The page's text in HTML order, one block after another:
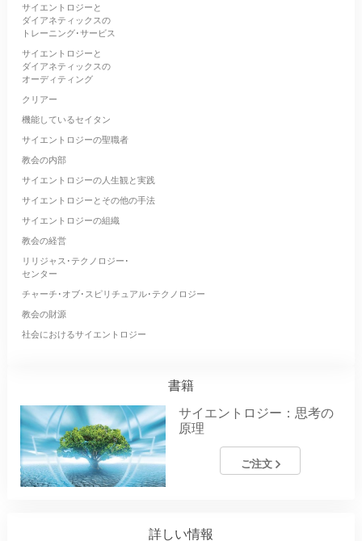
サイエントロジーと
ダイアネティックスの
トレーニング･サービス
サイエントロジーと
ダイアネティックスの
オーディティング
クリアー
機能しているセイタン
サイエントロジーの聖職者
教会の内部
サイエントロジーの人生観と実践
サイエントロジーとその他の手法
サイエントロジーの組織
教会の経営
リリジャス･テクノロジー･
センター
チャーチ･オブ･スピリチュアル･テクノロジー
教会の財源
社会におけるサイエントロジー
書籍
サイエントロジー：思考の
原理
ご注文
詳しい情報